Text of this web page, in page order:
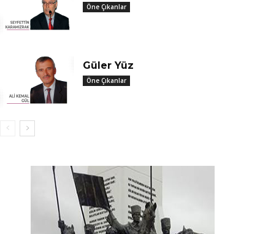
Öne Çıkanlar
Güler Yüz
Öne Çıkanlar